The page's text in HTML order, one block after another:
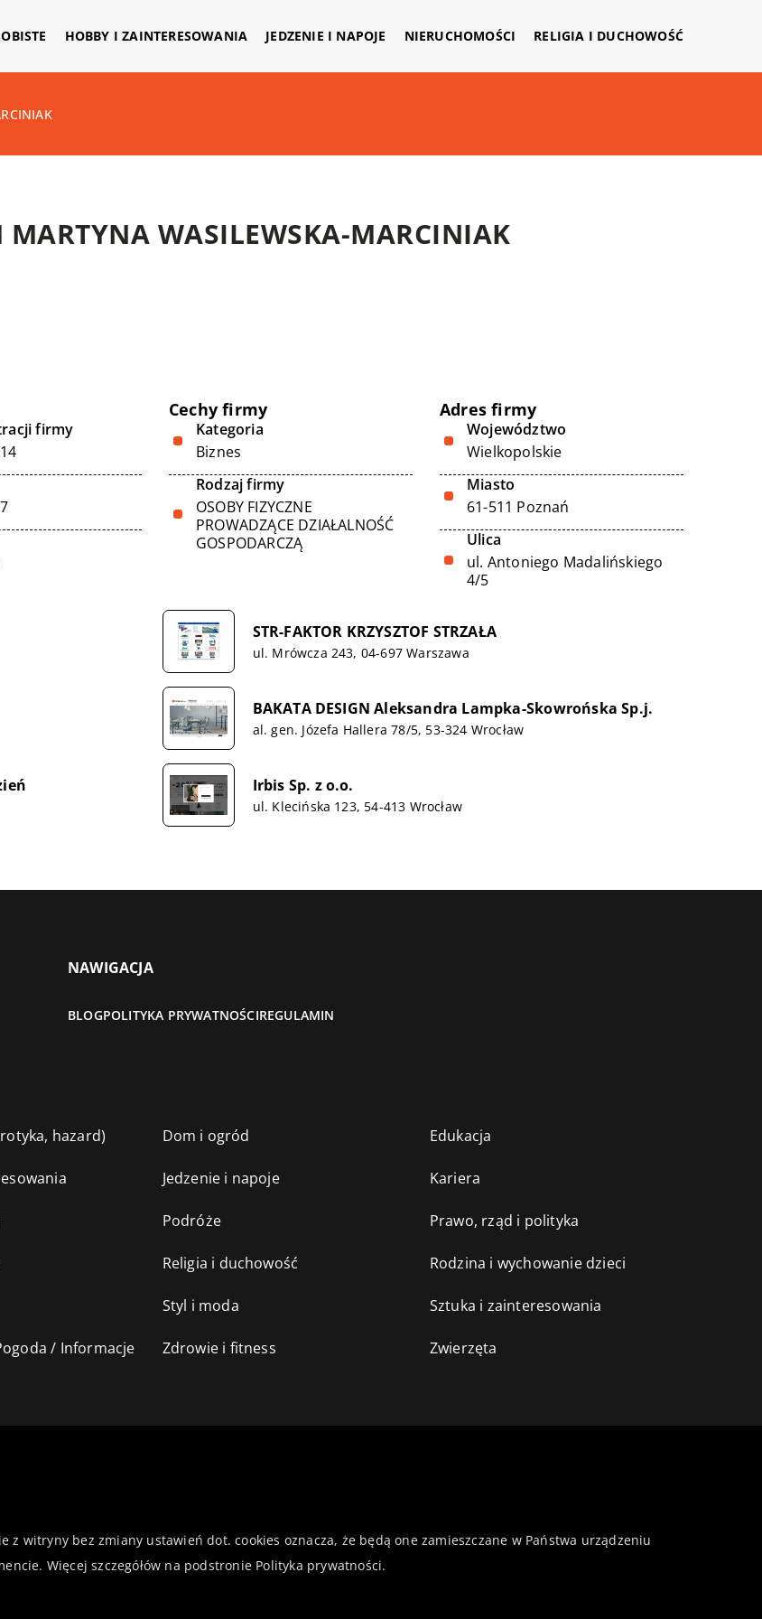
HOBBY I ZAINTERESOWANIA JEDZENIE I NAPOJE NIERUCHOMOŚCI RELIGIA I DUCHOWOŚĆ
MARTYNA WASILEWSKA-MARCINIAK
firmy
Cechy firmy
Kategoria
Biznes
Rodzaj firmy
OSOBY FIZYCZNE
PROWADZĄCE DZIAŁALNOŚĆ
GOSPODARCZĄ
Adres firmy
Województwo
Wielkopolskie
Miasto
61-511 Poznań
Ulica
ul. Antoniego Madalińskiego
4/5
STR-FAKTOR KRZYSZTOF STRZAŁA
ul. Mrówcza 243, 04-697 Warszawa
BAKATA DESIGN Aleksandra Lampka-Skowrońska Sp.j.
al. gen. Józefa Hallera 78/5, 53-324 Wrocław
Irbis Sp. z o.o.
ul. Klecińska 123, 54-413 Wrocław
NAWIGACJA
BLOGPOLITYKA PRYWATNOŚCIREGULAMIN
hazard) Dom i ogród Edukacja
Jedzenie i napoje Kariera
Podróże Prawo, rząd i polityka
Religia i duchowość Rodzina i wychowanie dzieci
Styl i moda Sztuka i zainteresowania
/ Informacje Zdrowie i fitness Zwierzęta
witryny bez zmiany ustawień dot. cookies oznacza, że będą one zamieszczane w Państwa urządzeniu
Więcej szczegółów na podstronie Polityka prywatności.